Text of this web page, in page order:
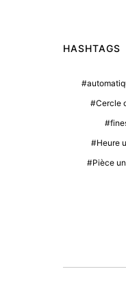
HASHTAGS
Cercle
Heure
Pièce